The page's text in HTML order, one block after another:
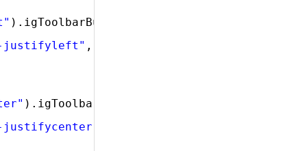
).igToolbarButton({
justifyleft" ,
).igToolbarButton({